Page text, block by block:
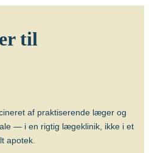
– tuberkulose
medfører en øget risiko
Særligt børn
gavn af at blive
til
af praktiserende læger og
— i en rigtig lægeklinik, ikke i et
apotek.